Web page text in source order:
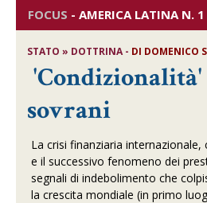
FOCUS - AMERICA LATINAN. 1
STATO » DOTTRINA - DI DOMENICO
sovrani
La crisi finanziaria
e il successivo fenomeno dei
segnali di indebolimento che
la crescita mondiale (in primo